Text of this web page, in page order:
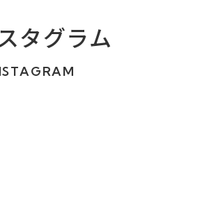
タグラム